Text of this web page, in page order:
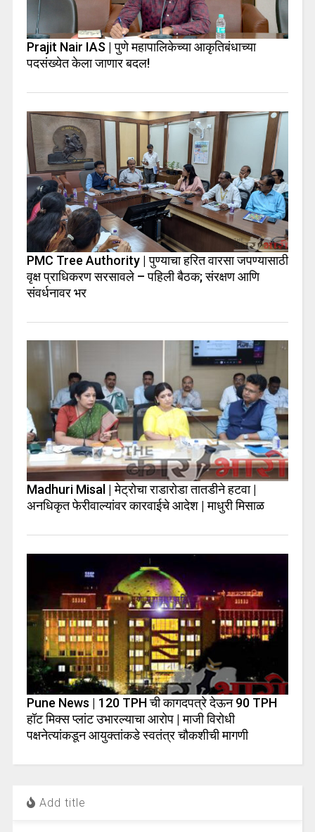
Prajit Nair IAS | पुणे महापालिकेच्या आकृतिबंधाच्या
पदसंख्येत केला जाणार बदल!
PMC Tree Authority | पुण्याचा हरित वारसा जपण्यासाठी
वृक्ष प्राधिकरण सरसावले – पहिली बैठक; संरक्षण आणि
संवर्धनावर भर
Madhuri Misal | मेट्रोचा राडारोडा तातडीने हटवा |
अनधिकृत फेरीवाल्यांवर कारवाईचे आदेश | माधुरी मिसाळ
Pune News | 120 TPH ची कागदपत्रे देऊन 90 TPH
हॉट मिक्स प्लांट उभारल्याचा आरोप | माजी विरोधी
पक्षनेत्यांकडून आयुक्तांकडे स्वतंत्र चौकशीची मागणी
Add title